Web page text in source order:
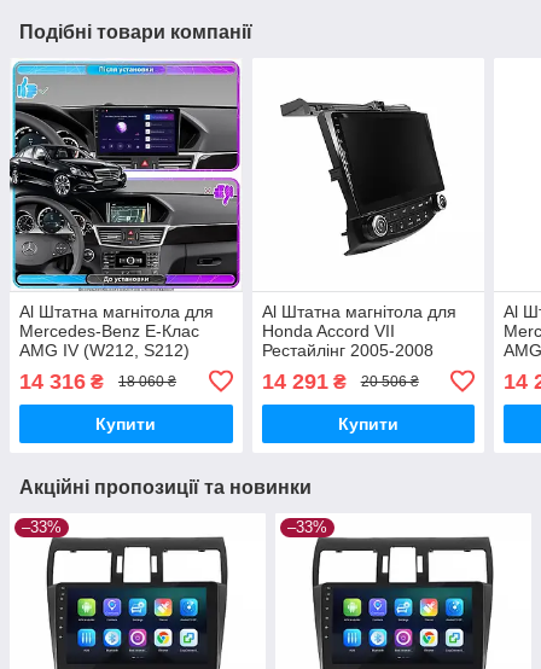
Подібні товари компанії
Al Штатна магнітола для
Mercedes-Benz E-Клас
AMG IV (W212, S212)
2/32Gb 4G Wi-Fi GPS Top
Android
14 316 ₴ 18 060 ₴
Купити
Al Штатна магнітола для
Honda Accord VII
Рестайлінг 2005-2008
екран 10" 4/32Gb 4G Wi-Fi
GPS Top
14 291₴ 20 506 ₴
Купити
Al
4/
14
Акційні пропозиції та новинки
–33% –33%